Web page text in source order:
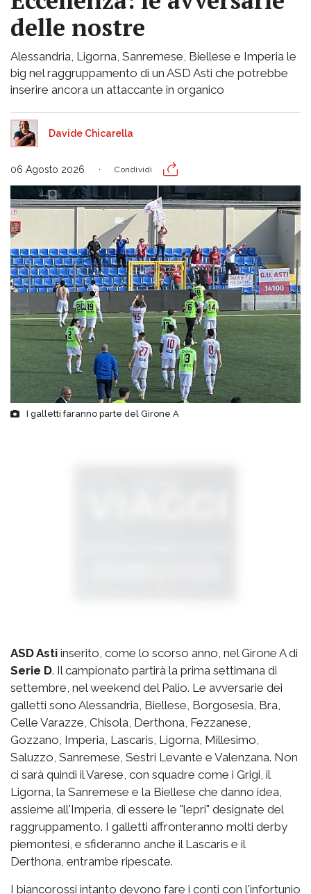
delle nostre
Alessandria, Ligorna, Sanremese, Biellese e Imperia le
big nel raggruppamento di un ASD Asti che potrebbe
inserire ancora un attaccante in organico
Davide Chicarella
06 Agosto 2026 Condividi
I galletti faranno parte del Girone A
ASD Asti inserito, come lo scorso anno, nel Girone A di
Serie D. Il campionato partirà la prima settimana di
settembre, nel weekend del Palio. Le avversarie dei
galletti sono Alessandria, Biellese, Borgosesia, Bra,
Celle Varazze, Chisola, Derthona, Fezzanese,
Gozzano, Imperia, Lascaris, Ligorna, Millesimo,
Saluzzo, Sanremese, Sestri Levante e Valenzana. Non
ci sarà quindi il Varese, con squadre come i Grigi, il
Ligorna, la Sanremese e la Biellese che danno idea,
assieme all'Imperia, di essere le "lepri" designate del
raggruppamento. I galletti affronteranno molti derby
piemontesi, e sfideranno anche il Lascaris e il
Derthona, entrambe ripescate.
I biancorossi intanto devono fare i conti con l'infortunio